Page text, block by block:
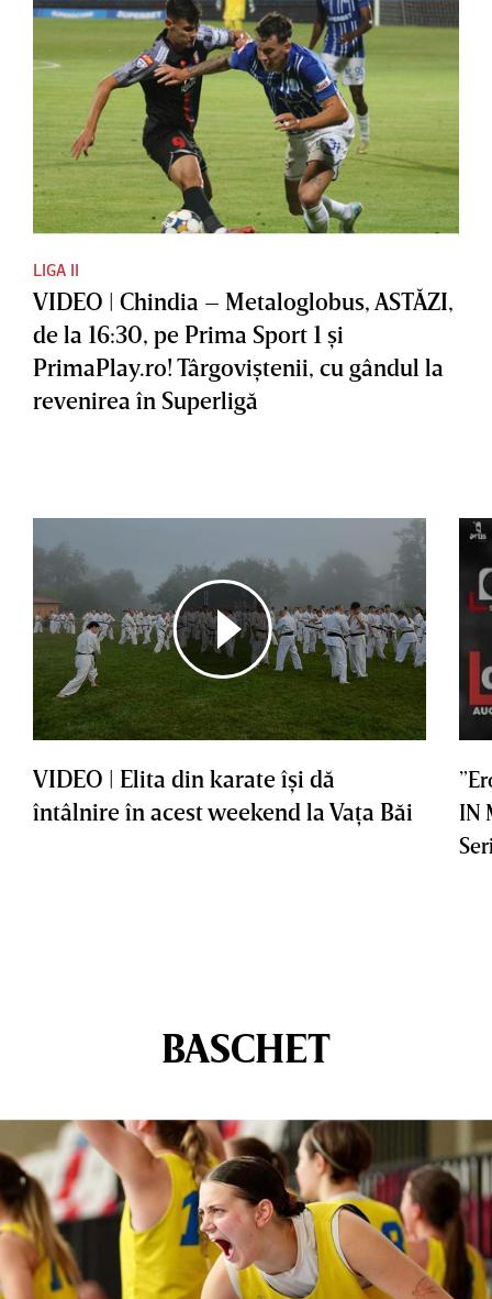
LIGA II
VIDEO | Chindia – Metaloglobus, ASTĂZI,
de la 16:30, pe Prima Sport 1 şi
PrimaPlay.ro! Târgoviştenii, cu gândul la
revenirea în Superligă
VIDEO | Elita din karate îşi dă
întâlnire în acest weekend la Vaţa Băi
IN
BASCHET